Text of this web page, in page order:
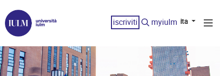
iscriviti myiulm ita